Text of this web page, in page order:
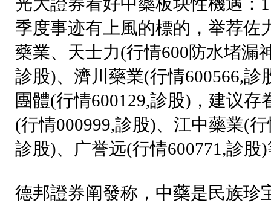
季度事迹有上風的標的，举荐佐
藥業、天士力(行情600防水堵漏
診股)、濟川藥業(行情600566,
團體(行情600129,診股)，建议
(行情000999,診股)、江中藥業(
診股)、广誉远(行情600771,診股
德邦證券阐發称，中藥是民族珍